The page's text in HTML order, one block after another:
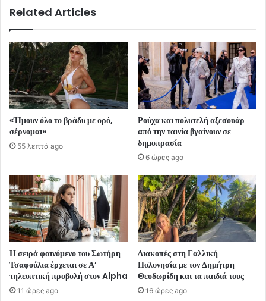
Related Articles
«Ήμουν όλο το βράδυ με ορό,
σέρνομαι»
55 λεπτά ago
Ρούχα και πολυτελή αξεσουάρ
από την ταινία βγαίνουν σε
δημοπρασία
6 ώρες ago
Η σειρά φαινόμενο του Σωτήρη
Τσαφούλια έρχεται σε Α’
τηλεοπτική προβολή στον Alpha
11 ώρες ago
Διακοπές στη Γαλλική
Πολυνησία με τον Δημήτρη
Θεοδωρίδη και τα παιδιά τους
16 ώρες ago